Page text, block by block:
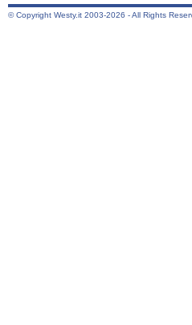
© Copyright Westy.it 2003-2026 - All Rights